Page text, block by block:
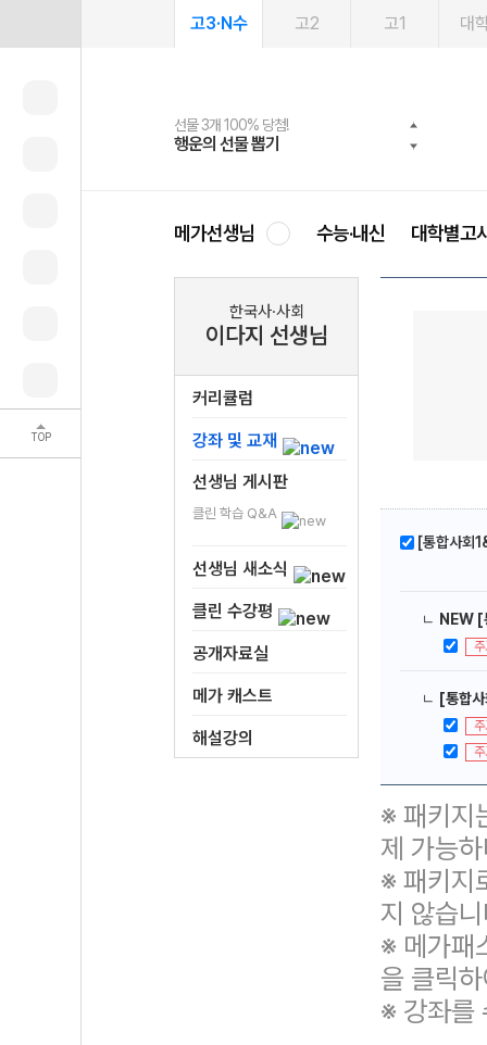
TOP
고3·N수 고2 고1 대
선물 3개 100% 당첨!
행운의 선물 뽑기
선물 100% 증정!
메가스터디 X 올리브
여름방학 스터디 캐시백
메가런 썸머스쿨
2027 러셀 단과
강사 공개선발
스마트러닝앱
설문 EVENT
메가패스
3일 무료 체험권
메가패스 수강생 무료혜택!
메가클럽 멤버십
사회공헌 캠페인
희망이룸 메가나눔
메가선생님 수능·내신 대학별고
한국사·사회
이다지 선생님
커리큘럼
강좌 및 교재
선생님 게시판
클린 학습 Q&A
선생님 새소식
클린 수강평
공개자료실
메가 캐스트
해설강의
[통합사회
ㄴ NEW [
ㄴ [통합
※ 패키지
제 가능
※ 패키지
지 않습
※ 메가패
을 클릭
※ 강좌를